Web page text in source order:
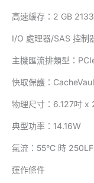
高速緩存：2 GB
I/O 處理器/SAS 控制
主機匯流排類型：
快取保護：
物理尺寸：6.127吋 x
典型功率：14.16W
氣流：55°C 時
運作條件